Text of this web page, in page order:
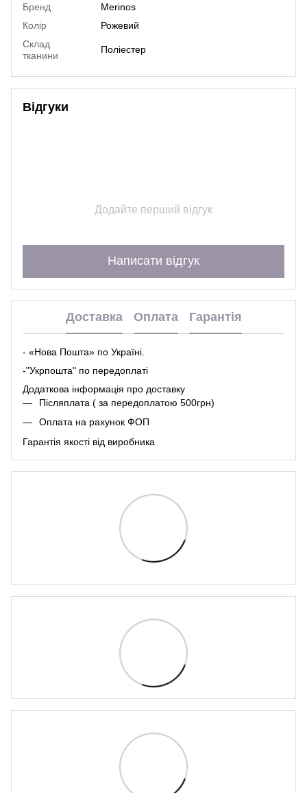
Бренд
Merinos
Колір
Рожевий
Склад
тканини
Поліестер
Відгуки
Додайте перший відгук
Написати відгук
Доставка Оплата Гарантія
- «Нова Пошта» по Україні.
-"Укрпошта" по передоплаті
Додаткова інформація про доставку
Післяплата ( за передоплатою 500грн)
Оплата на рахунок ФОП
Гарантія якості від виробника